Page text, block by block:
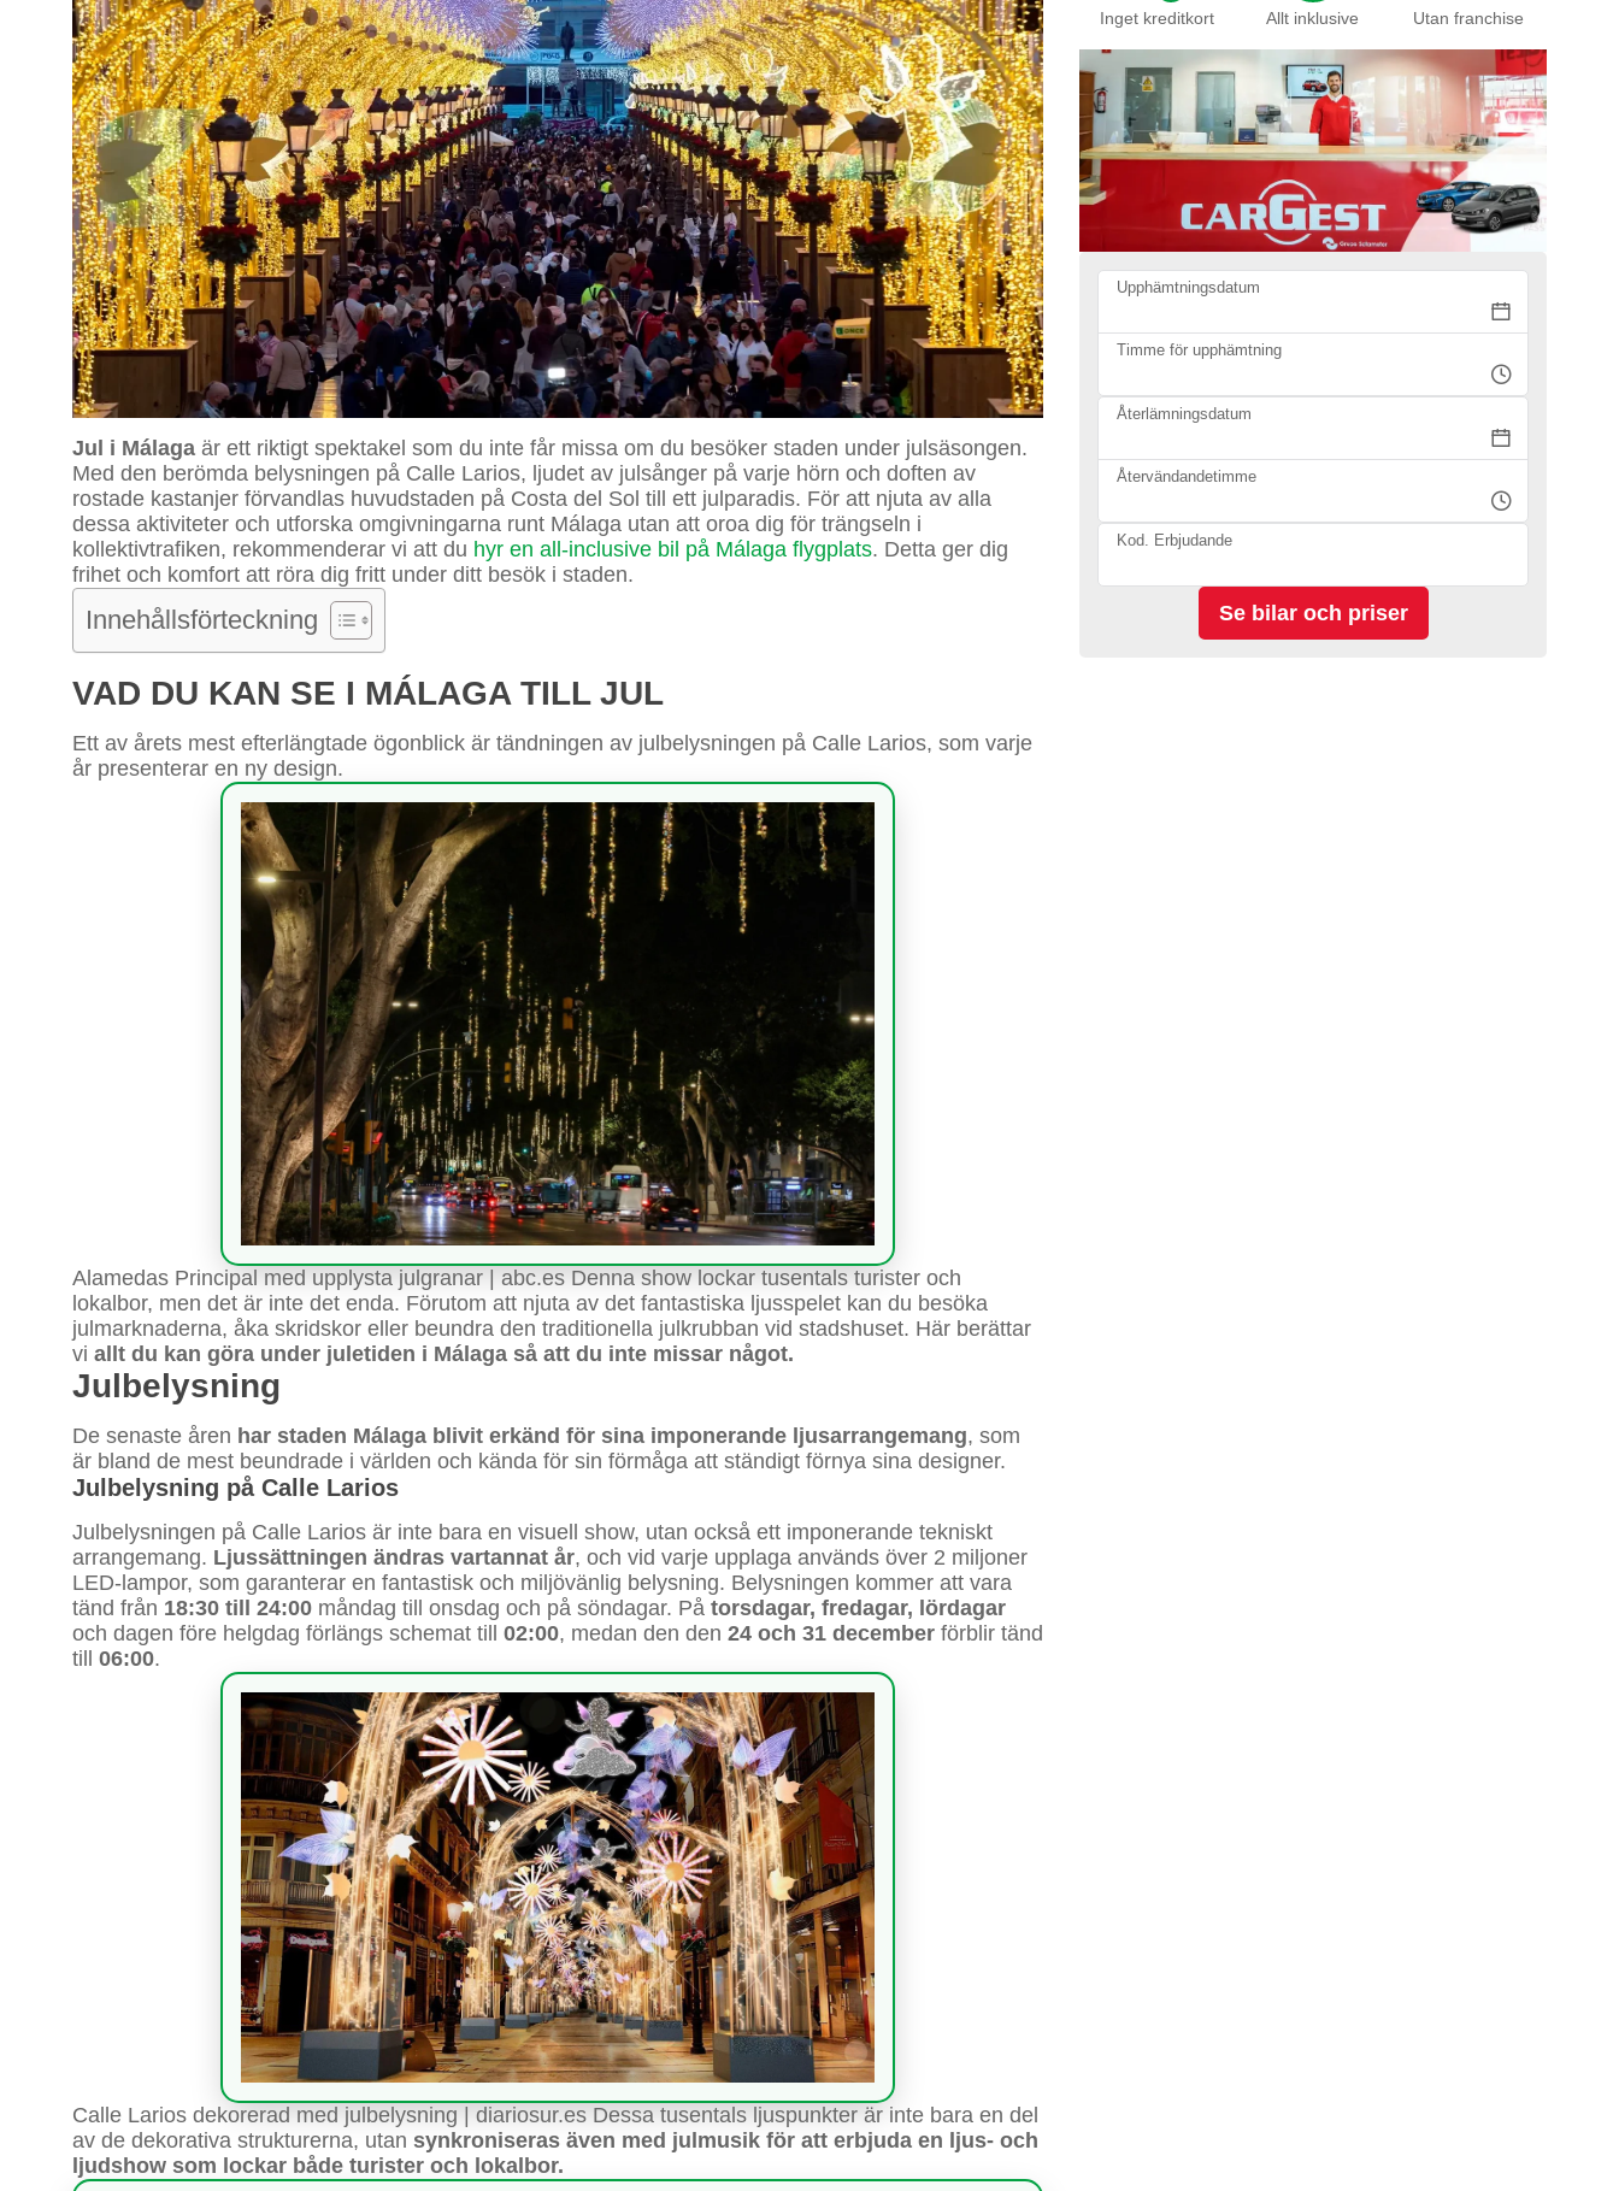
Jul i Málaga är ett riktigt spektakel som du inte får missa om du besöker staden under julsäsongen.
Med den berömda belysningen på Calle Larios, ljudet av julsånger på varje hörn och doften av
rostade kastanjer förvandlas huvudstaden på Costa del Sol till ett julparadis. För att njuta av alla
dessa aktiviteter och utforska omgivningarna runt Málaga utan att oroa dig för trängseln i
kollektivtrafiken, rekommenderar vi att du hyr en all-inclusive bil på Málaga flygplats. Detta ger dig
frihet och komfort att röra dig fritt under ditt besök i staden.
Innehållsförteckning
VAD DU KAN SE I MÁLAGA TILL JUL
Ett av årets mest efterlängtade ögonblick är tändningen av julbelysningen på Calle Larios, som varje
år presenterar en ny design.
Alamedas Principal med upplysta julgranar | abc.es Denna show lockar tusentals turister och
lokalbor, men det är inte det enda. Förutom att njuta av det fantastiska ljusspelet kan du besöka
julmarknaderna, åka skridskor eller beundra den traditionella julkrubban vid stadshuset. Här berättar
vi allt du kan göra under juletiden i Málaga så att du inte missar något.
Julbelysning
De senaste åren har staden Málaga blivit erkänd för sina imponerande ljusarrangemang, som
är bland de mest beundrade i världen och kända för sin förmåga att ständigt förnya sina designer.
Julbelysning på Calle Larios
Julbelysningen på Calle Larios är inte bara en visuell show, utan också ett imponerande tekniskt
arrangemang. Ljussättningen ändras vartannat år, och vid varje upplaga används över 2 miljoner
LED-lampor, som garanterar en fantastisk och miljövänlig belysning. Belysningen kommer att vara
tänd från 18:30 till 24:00 måndag till onsdag och på söndagar. På torsdagar, fredagar, lördagar
och dagen före helgdag förlängs schemat till 02:00, medan den den 24 och 31 december förblir tänd
till 06:00.
Calle Larios dekorerad med julbelysning | diariosur.es Dessa tusentals ljuspunkter är inte bara en del
av de dekorativa strukturerna, utan synkroniseras även med julmusik för att erbjuda en ljus- och
ljudshow som lockar både turister och lokalbor.
Inget kreditkort Allt inklusive Utan franchise
Upphämtningsdatum
Timme för upphämtning
Återlämningsdatum
Återvändandetimme
Kod. Erbjudande